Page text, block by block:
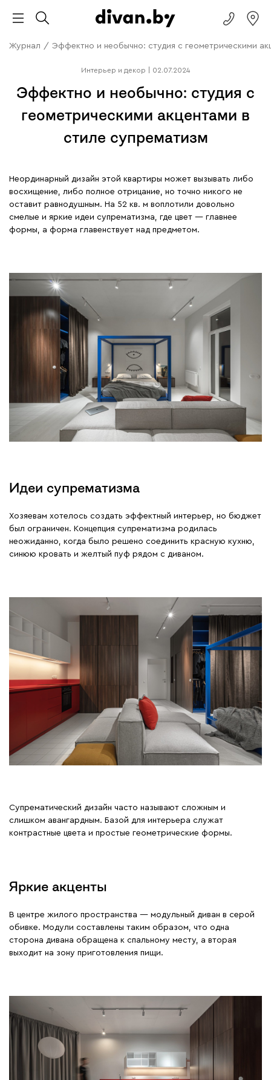
Журнал / Эффектно и необычно: студия с геометрическими
Интерьер и декор 02.07.2024
Эффектно и необычно: студия с
геометрическими акцентами в
стиле супрематизм
Неординарный дизайн этой квартиры может вызывать либо
восхищение, либо полное отрицание, но точно никого не
оставит равнодушным. На 52 кв. м воплотили довольно
смелые и яркие идеи супрематизма, где цвет — главнее
формы, а форма главенствует над предметом.
Идеи супрематизма
Хозяевам хотелось создать эффектный интерьер, но бюджет
был ограничен. Концепция супрематизма родилась
неожиданно, когда было решено соединить красную кухню,
синюю кровать и желтый пуф рядом с диваном.
Супрематический дизайн часто называют сложным и
слишком авангардным. Базой для интерьера служат
контрастные цвета и простые геометрические формы.
Яркие акценты
В центре жилого пространства — модульный диван в серой
обивке. Модули составлены таким образом, что одна
сторона дивана обращена к спальному месту, а вторая
выходит на зону приготовления пищи.